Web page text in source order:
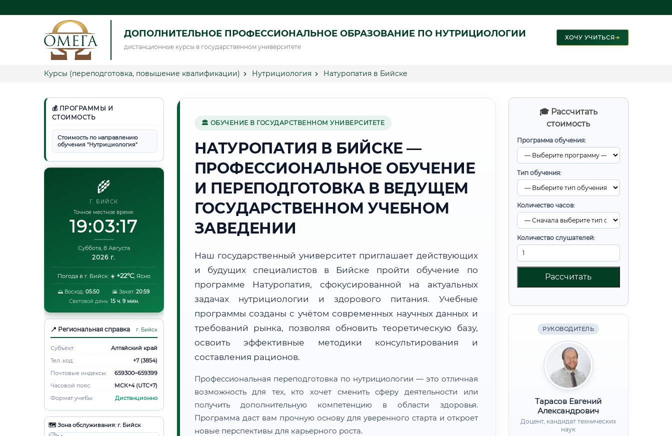
ДОПОЛНИТЕЛЬНОЕ ПРОФЕССИОНАЛЬНОЕ ОБРАЗОВАНИЕ ПО НУТРИЦИОЛОГИИ
дистанционные курсы в государственном университете
ХОЧУ УЧИТЬСЯ➜
Курсы (переподготовка, повышение квалификации) Нутрициология Натуропатия в Бийске
💰 ПРОГРАММЫ И
СТОИМОСТЬ
Стоимость по направлению
обучения "Нутрициология"
🌾
Г. БИЙСК
Точное местное время:
19:03:18
Суббота, 8 Августа
2026 г.
Погода в г. Бийск: ☀️ +22°C, Ясно
🌅 Восход: 05:50 🌇 Закат:20:59
Световой день: 15 ч. 9 мин.
📍 Региональная справка г. Бийск
Субъект:
Алтайский край
Тел. код:
+7 (3854)
Почтовые индексы:
659300–659399
Часовой пояс:
МСК+4 (UTC+7)
Формат учебы:
Дистанционно
🗺️ Зона обслуживания: г. Бийск
🎓 Рассчитать
стоимость
Программа обучения:
Тип обучения:
Количество часов:
Количество слушателей:
Рассчитать
РУКОВОДИТЕЛЬ
Тарасов Евгений
Александрович
Доцент, кандидат технических
наук
🏛 ОБУЧЕНИЕ В ГОСУДАРСТВЕННОМ УНИВЕРСИТЕТЕ
НАТУРОПАТИЯ В БИЙСКЕ —
ПРОФЕССИОНАЛЬНОЕ ОБУЧЕНИЕ
И ПЕРЕПОДГОТОВКА В ВЕДУЩЕМ
ГОСУДАРСТВЕННОМ УЧЕБНОМ
ЗАВЕДЕНИИ
Наш государственный университет приглашает действующих
и будущих специалистов в Бийске пройти обучение по
программе Натуропатия, сфокусированной на актуальных
задачах нутрициологии и здорового питания. Учебные
программы созданы с учётом современных научных данных и
требований рынка, позволяя обновить теоретическую базу,
освоить эффективные методики консультирования и
составления рационов.
Профессиональная переподготовка по нутрициологии — это отличная
возможность для тех, кто хочет сменить сферу деятельности или
получить дополнительную компетенцию в области здоровья.
Программа даст вам прочную основу для уверенного старта и откроет
новые перспективы для карьерного роста.